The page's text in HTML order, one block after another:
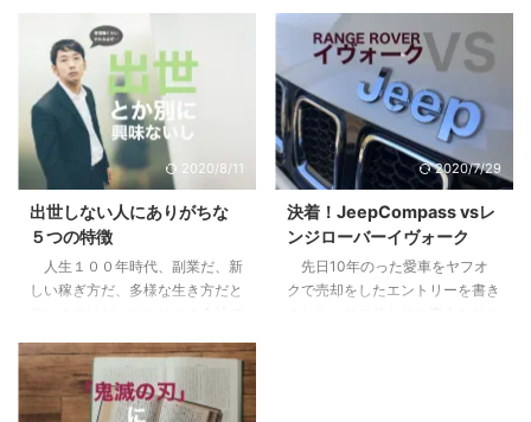
ーダーシップはあるのか疑問に思
ったり、不安になったはしていま
せんか？自分はイケてるリーダー
なのか？違うのか？気になってし
まったり。 まずはあなたの行動
特性から現在の特徴を見て見まし
ょう。 目次1 PM理論でわかるあ
なたのリーダーシップ【まずはこ
れだけは知っておこう】2 pM型
のあなたは、自己マン注意報3
Pm型のあなたは、無理にPM目指
さなくていいかも4 pm型のあな
た、大丈夫。これから楽しめる5
ーとしての次の次元へ6 ご自分の
PM型を診断して ...
が多少なりとも参考になればと思
います。 目次1 先日売り先が見つ
かり200万くらい儲かった2 「時
間を資産に変える投資」という妙
味3 僕が10年持って手放した３つ
の理由3.1 全ては自分には返って
こないリターン3.2 節税効果とい
くないが、減らすことができにく
い4 やってよかったと思う２つの
こと4.1 税制や資産運用の勉強に
なる。自分で持つのは全然違う。
2020/8/11
出世しない人にありがちな
５つの特徴
人生１００年時代、副業だ、新
しい稼ぎ方だ、多様な生き方だと
少は出世をしていきたいじゃない
かと思っている方に、少しでも参
考になればと思います。 目次1
2020/7/29
決着！JeepCompass vsレ
ンジローバーイヴォーク
先日10年のった愛車をヤフオ
クで売却をしたエントリーを書き